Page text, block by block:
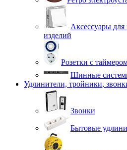
Аксессуары для
изделий
Розетки с
Шинные
Удлинители, тройники,
Звонки
Бытовые